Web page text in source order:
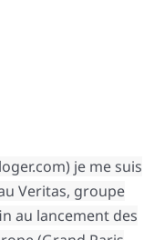
je me suis
Veritas, groupe
au lancement des